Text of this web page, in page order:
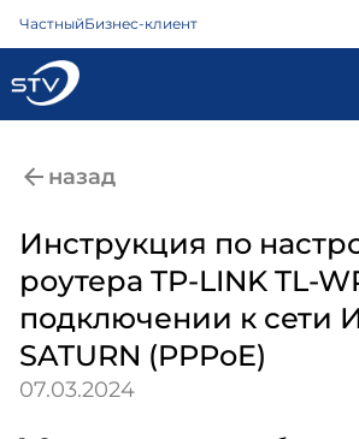
ЧастныйБизнес-клиент
ТВ
Телефон
Охрана
назад
Инструкция по
роутера TP-LINK TL-
подключении к сети
SATURN (PPPoE)
07.03.2024